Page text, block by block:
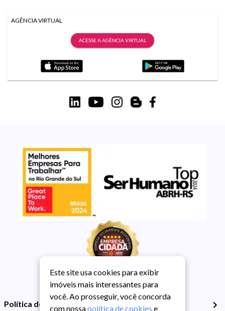
AGÊNCIA VIRTUAL
ACESSE A AGÊNCIA VIRTUAL
Política de Privacidade
Este site usa cookies para exibir
imóveis mais interessantes para
você. Ao prosseguir, você concorda
com nossapolítica de cookies e